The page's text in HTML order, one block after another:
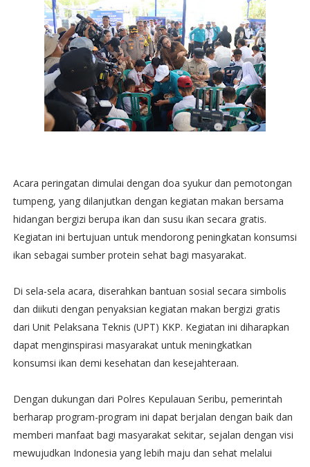
Acara peringatan dimulai dengan doa syukur dan pemotongan
tumpeng, yang dilanjutkan dengan kegiatan makan bersama
hidangan bergizi berupa ikan dan susu ikan secara gratis.
Kegiatan ini bertujuan untuk mendorong peningkatan konsumsi
ikan sebagai sumber protein sehat bagi masyarakat.
Di sela-sela acara, diserahkan bantuan sosial secara simbolis
dan diikuti dengan penyaksian kegiatan makan bergizi gratis
dari Unit Pelaksana Teknis (UPT) KKP. Kegiatan ini diharapkan
dapat menginspirasi masyarakat untuk meningkatkan
konsumsi ikan demi kesehatan dan kesejahteraan.
Dengan dukungan dari Polres Kepulauan Seribu, pemerintah
berharap program-program ini dapat berjalan dengan baik dan
memberi manfaat bagi masyarakat sekitar, sejalan dengan visi
mewujudkan Indonesia yang lebih maju dan sehat melalui